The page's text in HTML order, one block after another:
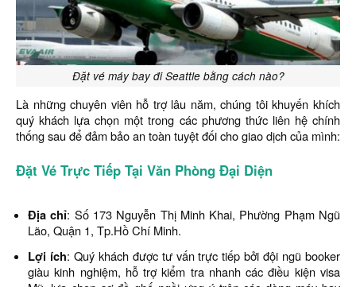
Đặt vé máy bay đi Seattle bằng cách nào?
Là những chuyên viên hỗ trợ lâu năm, chúng tôi khuyến khích
quý khách lựa chọn một trong các phương thức liên hệ chính
thống sau để đảm bảo an toàn tuyệt đối cho giao dịch của mình:
Đặt Vé Trực Tiếp Tại Văn Phòng Đại Diện
Địa chỉ: Số 173 Nguyễn Thị Minh Khai, Phường Phạm Ngũ
Lão, Quận 1, Tp.Hồ Chí Minh.
Lợi ích: Quý khách được tư vấn trực tiếp bởi đội ngũ booker
giàu kinh nghiệm, hỗ trợ kiểm tra nhanh các điều kiện visa